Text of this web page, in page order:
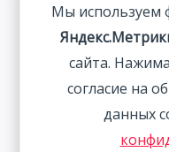
Skoda Kamiq 1.5L
2WD 2021
Мы используем
сайта.
согласие на
данных